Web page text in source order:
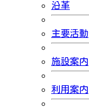
沿革
主要活動
施設案内
利用案内